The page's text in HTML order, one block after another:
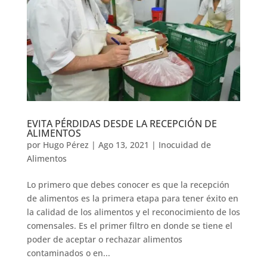
EVITA PÉRDIDAS DESDE LA RECEPCIÓN DE
ALIMENTOS
por Hugo Pérez | Ago 13, 2021 | Inocuidad de
Alimentos
Lo primero que debes conocer es que la recepción
de alimentos es la primera etapa para tener éxito en
la calidad de los alimentos y el reconocimiento de los
comensales. Es el primer filtro en donde se tiene el
poder de aceptar o rechazar alimentos
contaminados o en...